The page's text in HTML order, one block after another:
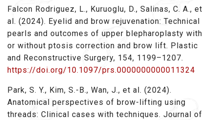
Falcon Rodriguez, L., Kuruoglu, D., Salinas, C. A., et
al. (2024). Eyelid and brow rejuvenation: Technical
pearls and outcomes of upper blepharoplasty with
or without ptosis correction and brow lift. Plastic
and Reconstructive Surgery, 154, 1199–1207.
https://doi.org/10.1097/prs.0000000000011324
Park, S. Y., Kim, S.-B., Wan, J., et al. (2024).
Anatomical perspectives of brow-lifting using
threads: Clinical cases with techniques. Journal of